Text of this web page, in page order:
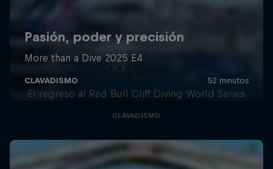
444 Days
El regreso al Red Bull Cliff Diving World Series
CLAVADISMO